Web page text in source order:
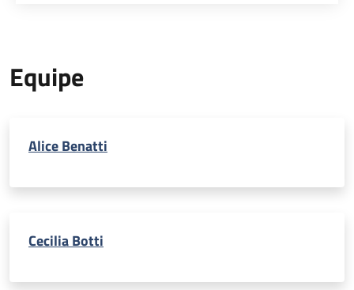
Equipe
Alice Benatti
Cecilia Botti